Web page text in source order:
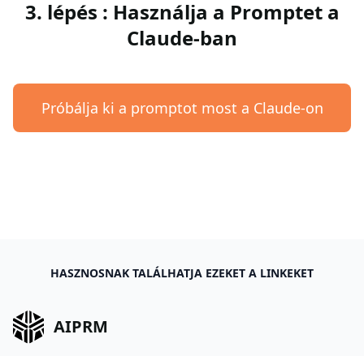
3. lépés : Használja a Promptet a
Claude-ban
Próbálja ki a promptot most a Claude-on
HASZNOSNAK TALÁLHATJA EZEKET A LINKEKET
AIPRM